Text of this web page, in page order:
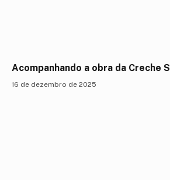
Acompanhando a obra da Creche
16 de dezembro de 2025